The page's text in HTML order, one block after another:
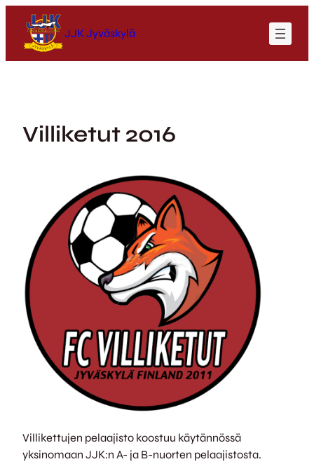
sisältöön
JJK Jyväskylä
Villiketut 2016
Villikettujen pelaajisto koostuu käytännössä
yksinomaan JJK:n A- ja B-nuorten pelaajistosta.